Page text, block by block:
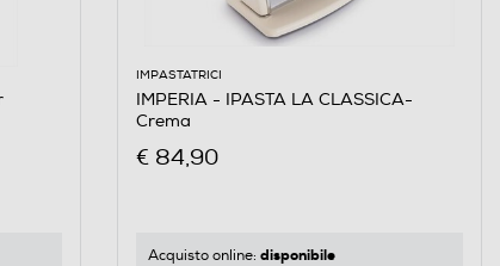
IMPASTATRICI
IMPERIA - IPASTA LA CLASSICA-
Crema
€ 84,90
Acquisto online: disponibile